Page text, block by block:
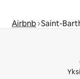
Airbnb Saint-